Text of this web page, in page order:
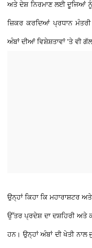
ਅਤੇ ਦੇਸ਼ ਨਿਰਮਾਣ ਲਈ ਦੂਜਿਆਂ
ਜ਼ਿਕਰ ਕਰਦਿਆਂ ਪ੍ਰਧਾਨ
ਅੰਬਾਂ ਦੀਆਂ ਵਿਸ਼ੇਸ਼ਤਾਵਾਂ 'ਤੇ ਵੀ ਗੱਲ
ਉਨ੍ਹਾਂ ਕਿਹਾ ਕਿ ਮਹਾਰਾਸ਼ਟਰ
ਉੱਤਰ ਪ੍ਰਦੇਸ਼ ਦਾ ਦਸ਼ਹਿਰੀ ਅਤੇ
ਹਨ। ਉਨ੍ਹਾਂ ਅੰਬਾਂ ਦੀ ਖੇਤੀ ਨਾਲ